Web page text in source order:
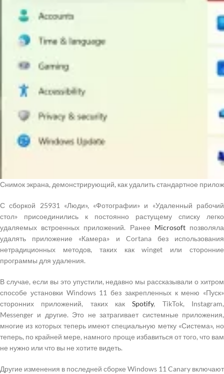
Снимок экрана, демонстрирующий, как удалить стандартное
С сборкой 25931 «Люди», «Фотографии» и «Удаленный рабочий
стол» присоединились к постоянно растущему списку легко
удаляемых встроенных приложений. Ранее Microsoftпозволяла
удалять приложение «Камера» и Cortana без использования
нетрадиционных методов, таких как winget или сторонние
программы для удаления.
В случае, если вы это упустили, недавно мы рассказывали о хитром
способе установки Windows 11 без закрепленных к меню «Пуск»
сторонних приложений, таких какSpotify, TikTok, Instagram,
Messenger и другие. Это не затрагивает системные приложения,
многие из которых теперь имеют специальную метку «Система», но
теперь, по крайней мере, намного проще избавиться от того, что вам
не нужно или что вы не хотите видеть.
Другие изменения в последней сборке Windows 11 Canary включают